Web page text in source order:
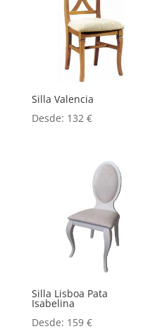
Silla Valencia
Desde: 132 €
Silla Lisboa Pata
Isabelina
Desde: 159 €